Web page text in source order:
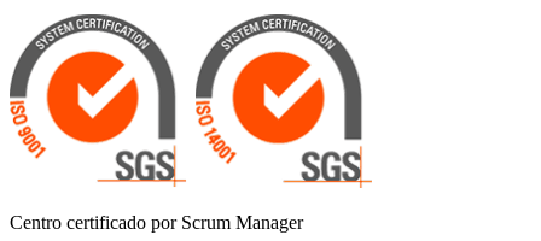
Centro certificado por Scrum Manager